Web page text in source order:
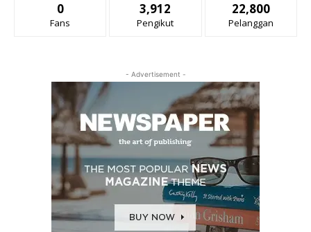
0
Fans
3,912
Pengikut
22,800
Pelanggan
- Advertisement -